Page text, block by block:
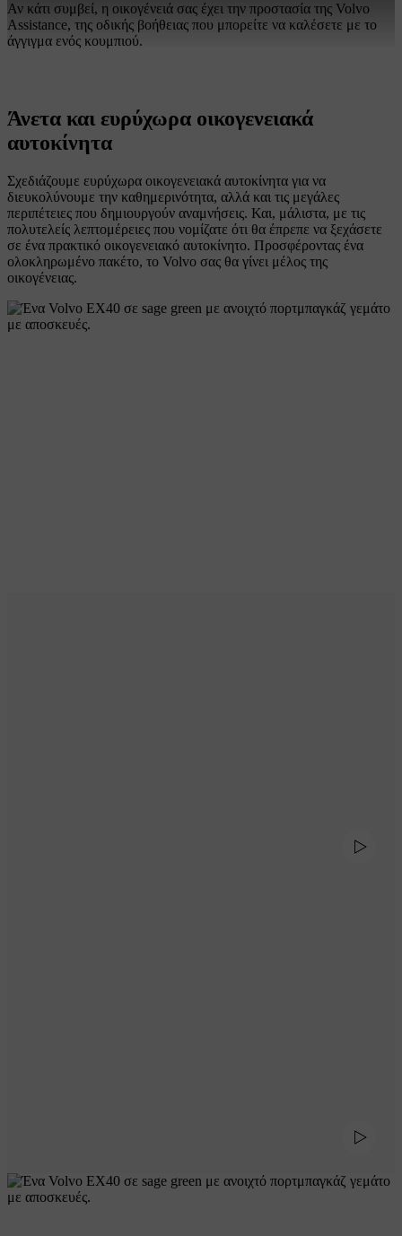
Αν κάτι συμβεί, η οικογένειά σας έχει την προστασία της Volvo
Assistance, της οδικής βοήθειας που μπορείτε να καλέσετε με το
άγγιγμα ενός κουμπιού.
Άνετα και ευρύχωρα οικογενειακά
αυτοκίνητα
Σχεδιάζουμε ευρύχωρα οικογενειακά αυτοκίνητα για να
διευκολύνουμε την καθημερινότητα, αλλά και τις μεγάλες
περιπέτειες που δημιουργούν αναμνήσεις. Και, μάλιστα, με τις
πολυτελείς λεπτομέρειες που νομίζατε ότι θα έπρεπε να ξεχάσετε
σε ένα πρακτικό οικογενειακό αυτοκίνητο. Προσφέροντας ένα
ολοκληρωμένο πακέτο, το Volvo σας θα γίνει μέλος της
οικογένειας.